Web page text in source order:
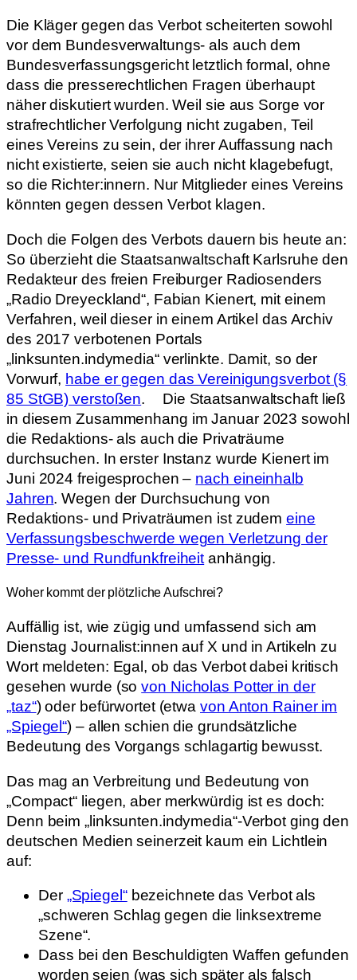
Die Kläger gegen das Verbot scheiterten sowohl
vor dem Bundesverwaltungs- als auch dem
Bundesverfassungsgericht letztlich formal, ohne
dass die presserechtlichen Fragen überhaupt
näher diskutiert wurden. Weil sie aus Sorge vor
strafrechtlicher Verfolgung nicht zugaben, Teil
eines Vereins zu sein, der ihrer Auffassung nach
nicht existierte, seien sie auch nicht klagebefugt,
so die Richter:innern. Nur Mitglieder eines Vereins
könnten gegen dessen Verbot klagen.
Doch die Folgen des Verbots dauern bis heute an:
So überzieht die Staatsanwaltschaft Karlsruhe den
Redakteur des freien Freiburger Radiosenders
„Radio Dreyeckland“, Fabian Kienert, mit einem
Verfahren, weil dieser in einem Artikel das Archiv
des 2017 verbotenen Portals
„linksunten.indymedia“ verlinkte. Damit, so der
Vorwurf, habe er gegen das Vereinigungsverbot (§
85 StGB) verstoßen. Die Staatsanwaltschaft ließ
in diesem Zusammenhang im Januar 2023 sowohl
die Redaktions- als auch die Privaträume
durchsuchen. In erster Instanz wurde Kienert im
Juni 2024 freigesprochen – nach eineinhalb
Jahren. Wegen der Durchsuchung von
Redaktions- und Privaträumen ist zudemeine
Verfassungsbeschwerde wegen Verletzung der
Presse- und Rundfunkfreiheit anhängig.
Woher kommt der plötzliche Aufschrei?
Auffällig ist, wie zügig und umfassend sich am
Dienstag Journalist:innen auf X und in Artikeln zu
Wort meldeten: Egal, ob das Verbot dabei kritisch
gesehen wurde (sovon Nicholas Potter in der
„taz“) oder befürwortet (etwa von Anton Rainer im
„Spiegel“) – allen schien die grundsätzliche
Bedeutung des Vorgangs schlagartig bewusst.
Das mag an Verbreitung und Bedeutung von
„Compact“ liegen, aber merkwürdig ist es doch:
Denn beim „linksunten.indymedia“-Verbot ging den
deutschen Medien seinerzeit kaum ein Lichtlein
auf:
Der „Spiegel“bezeichnete das Verbot als
„schweren Schlag gegen die linksextreme
Szene“.
Dass bei den Beschuldigten Waffen gefunden
worden seien (was sich später als falsch